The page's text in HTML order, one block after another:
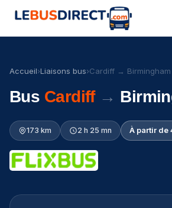
Accueil›Liaisons bus›Cardiff → Birmingham
Bus Cardiff →
173 km 2 h 25 mn À partir de